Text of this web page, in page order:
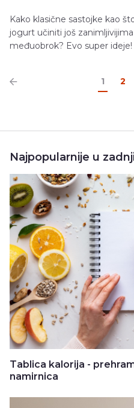
Kako klasične sastojke kao
jogurt učiniti još
međuobrok? Evo super ideje!
1 2
Najpopularnije u
Tablica kalorija -
namirnica